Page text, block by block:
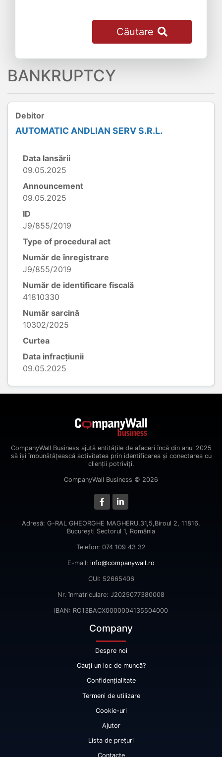
Căutare
BANKRUPTCY
Debitor
AUTOMATIC ANDLIAN SERV S.R.L.
Data lansării
09.05.2025
Announcement
09.05.2025
ID
J9/855/2019
Type of procedural act
Număr de înregistrare
J9/855/2019
Număr de identificare fiscală
41810330
Număr sarcină
10302/2025
Curtea
Data infracțiunii
09.05.2025
CompanyWall Business ajută entitățile de afaceri încă din anul 2025
să își îmbunătățească activitatea prin identificarea și conectarea cu
clienții potriviți.
CompanyWall Business © 2026
Adresă: G-RAL GHEORGHE MAGHERU,31,5,Biroul 2, 11816,
Bucureşti Sectorul 1, România
Telefon: 074 109 43 32
E-mail: info@companywall.ro
CUI: 52665406
Nr. înmatriculare: J2025077380008
IBAN: RO13BACX0000004135504000
Company
Despre noi
Cauți un loc de muncă?
Confidențialitate
Termeni de utilizare
Cookie-uri
Ajutor
Lista de prețuri
Contacte